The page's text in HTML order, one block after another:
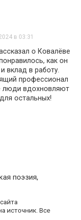
в 03:31
о Ковалёве
как он
вклад в работу.
профессионал
люди вдохновляют
остальных!
поэзия,
источник. Все